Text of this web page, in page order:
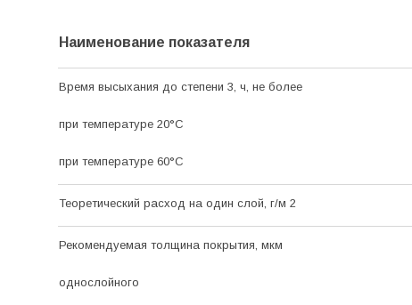
Наименование показателя
Время высыхания до степени 3, ч, не более
при температуре 20°С
при температуре 60°С
Теоретический расход на один слой, г/м 2
Рекомендуемая толщина покрытия, мкм
однослойного